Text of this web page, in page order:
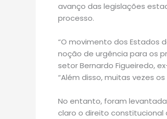
avanço das legislações
processo.
“O movimento dos Estados
noção de urgência para os
setor Bernardo Figueiredo,
“Além disso, muitas vezes
No entanto, foram
claro o direito constitucional